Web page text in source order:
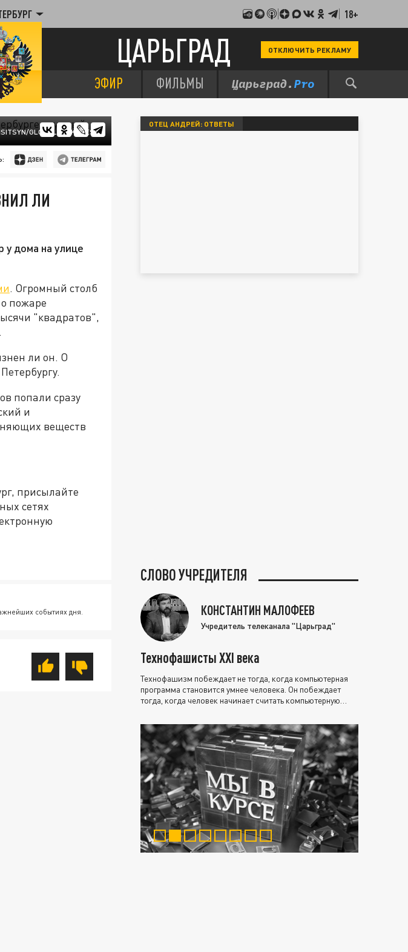
18+
ЦАРЬГРАД ОТКЛЮЧИТЬ РЕКЛАМУ
ЭФИР ФИЛЬМЫ
GLOBALLOOKPRESS
ЛИ
у дома на улице
. Огромный столб
пожаре
"квадратов",
ли он. О
попали сразу
и
веществ
присылайте
сетях
событиях дня.
ОТЕЦ АНДРЕЙ: ОТВЕТЫ
СЛОВО УЧРЕДИТЕЛЯ
КОНСТАНТИН МАЛОФЕЕВ
Учредитель телеканала "Царьград"
Технофашисты XXI века
Технофашизм побеждает не тогда, когда компьютерная
программа становится умнее человека. Он побеждает
тогда, когда человек начинает считать компьютерную